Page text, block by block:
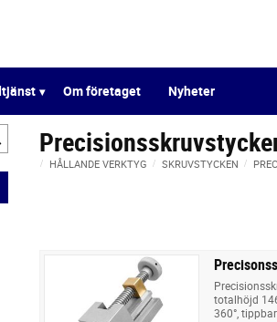
Om företaget Nyheter
HÅLLANDE VERKTYG SKRUVSTYCKEN
totalhöjd
360°,